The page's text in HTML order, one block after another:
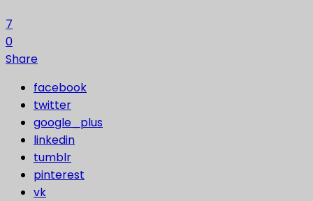
7
0
Share
facebook
twitter
google_plus
linkedin
tumblr
pinterest
vk